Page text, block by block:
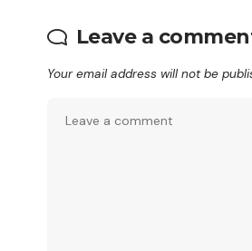
Leave a
Your email address will not be